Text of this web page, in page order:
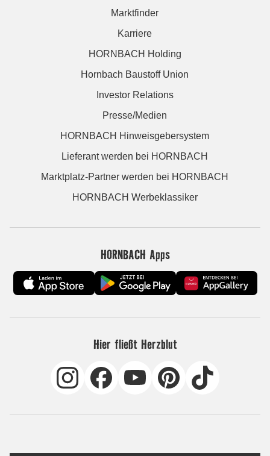
Marktfinder
Karriere
HORNBACH Holding
Hornbach Baustoff Union
Investor Relations
Presse/Medien
HORNBACH Hinweisgebersystem
Lieferant werden bei HORNBACH
Marktplatz-Partner werden bei HORNBACH
HORNBACH Werbeklassiker
HORNBACH Apps
Hier fließt Herzblut